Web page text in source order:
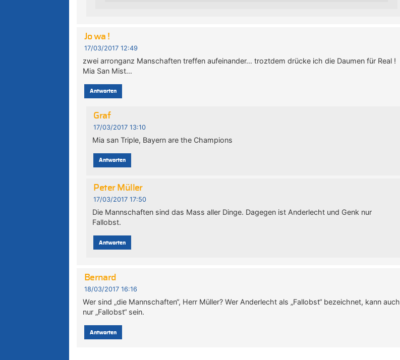
Jo wa !
17/03/2017 12:49
zwei arronganz Manschaften treffen aufeinander… troztdem drücke ich die Daumen für Real !
Mia San Mist…
Antworten
Graf
17/03/2017 13:10
Mia san Triple, Bayern are the Champions
Antworten
Peter Müller
17/03/2017 17:50
Die Mannschaften sind das Mass aller Dinge. Dagegen ist Anderlecht und Genk nur
Fallobst.
Antworten
Bernard
18/03/2017 16:16
Wer sind „die Mannschaften“, Herr Müller? Wer Anderlecht als „Fallobst“ bezeichnet, kann auch
nur „Fallobst“ sein.
Antworten